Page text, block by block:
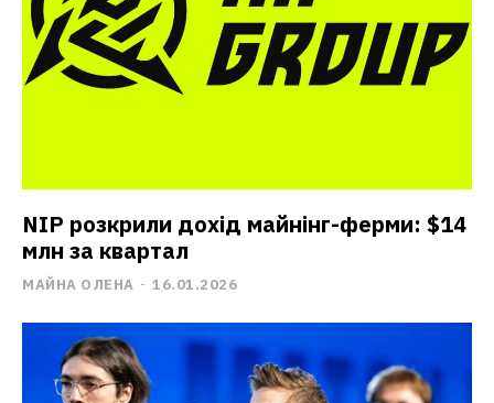
NIP розкрили дохід майнінг-ферми: $14
млн за квартал
МАЙНА ОЛЕНА - 16.01.2026